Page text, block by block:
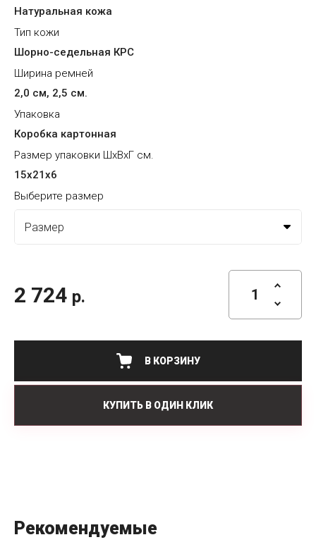
Натуральная кожа
Тип кожи
Шорно-седельная КРС
Ширина ремней
2,0 см, 2,5 см.
Упаковка
Коробка картонная
Размер упаковки ШхВхГ см.
15х21х6
Выберите размер
2 724 р.
В КОРЗИНУ
КУПИТЬ В ОДИН КЛИК
Рекомендуемые